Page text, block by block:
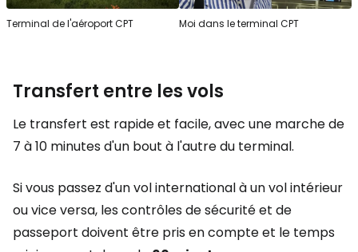
Terminal de l'aéroport CPT Moi dans le terminal CPT
Transfert entre les vols
Le transfert est rapide et facile, avec une marche de
7 à 10 minutes d'un bout à l'autre du terminal.
Si vous passez d'un vol international à un vol intérieur
ou vice versa, les contrôles de sécurité et de
passeport doivent être pris en compte et le temps